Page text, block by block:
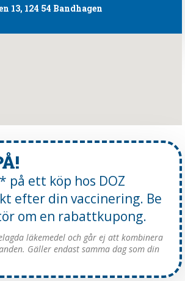
13, 124 54 Bandhagen
på ett köp hos DOZ
efter din vaccinering. Be
om en rabattkupong.
läkemedel och går ej att kombinera
Gäller endast samma dag som din